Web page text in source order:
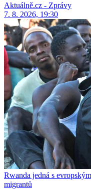
Aktuálně.cz - Zprávy
7. 8. 2026, 19:30
Rwanda jedná s
migrantů